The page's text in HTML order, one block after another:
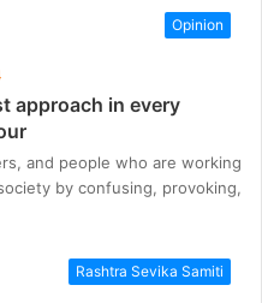
Opinion
approach in every
and people who are working
by confusing, provoking,
Rashtra Sevika Samiti